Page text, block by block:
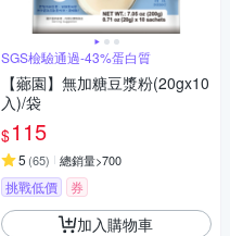
SGS檢驗通過-43%蛋白質
【薌園】無加糖豆漿粉(20gx10
入)/袋
$115
5 (65) 總銷量>700
挑戰低價 券
加入購物車